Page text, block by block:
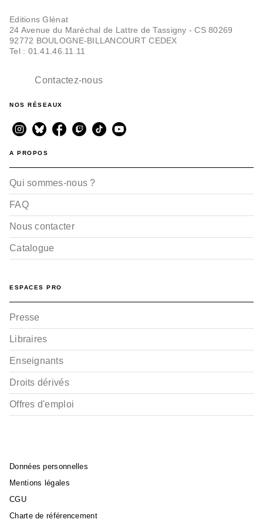
Editions Glénat
24 Avenue du Maréchal de Lattre de Tassigny - CS 80269
92772 BOULOGNE-BILLANCOURT CEDEX
Tel : 01.41.46.11.11
Contactez-nous
NOS RÉSEAUX
A PROPOS
Qui sommes-nous ?
FAQ
Nous contacter
Catalogue
ESPACES PRO
Presse
Libraires
Enseignants
Droits dérivés
Offres d'emploi
Données personnelles
Mentions légales
CGU
Charte de référencement